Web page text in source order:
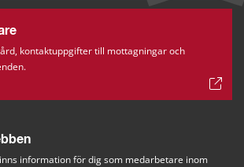
kontaktuppgifter till mottagningar och
information för dig som medarbetare inom